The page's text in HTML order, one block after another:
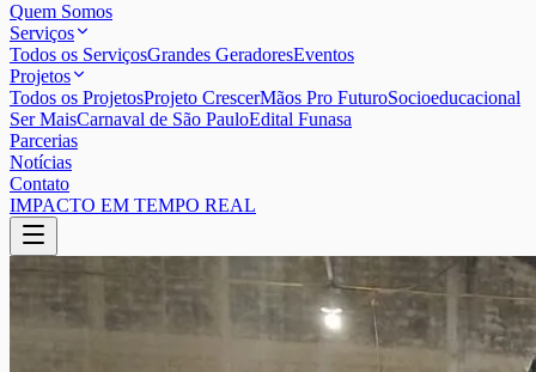
Quem Somos
Serviços
Todos os ServiçosGrandes GeradoresEventos
Projetos
Todos os ProjetosProjeto CrescerMãos Pro FuturoSocioeducacional
Ser MaisCarnaval de São PauloEdital Funasa
Parcerias
Notícias
Contato
IMPACTO EM TEMPO REAL